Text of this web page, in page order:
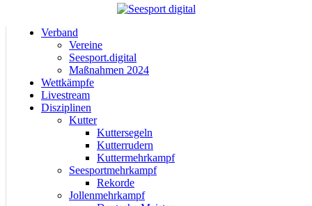
Verband
Vereine
Seesport.digital
Maßnahmen 2024
Wettkämpfe
Livestream
Disziplinen
Kutter
Kuttersegeln
Kutterrudern
Kuttermehrkampf
Seesportmehrkampf
Rekorde
Jollenmehrkampf